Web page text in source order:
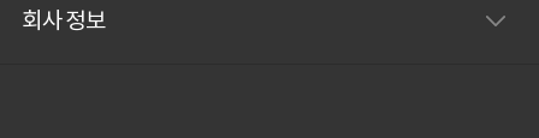
회사 정보